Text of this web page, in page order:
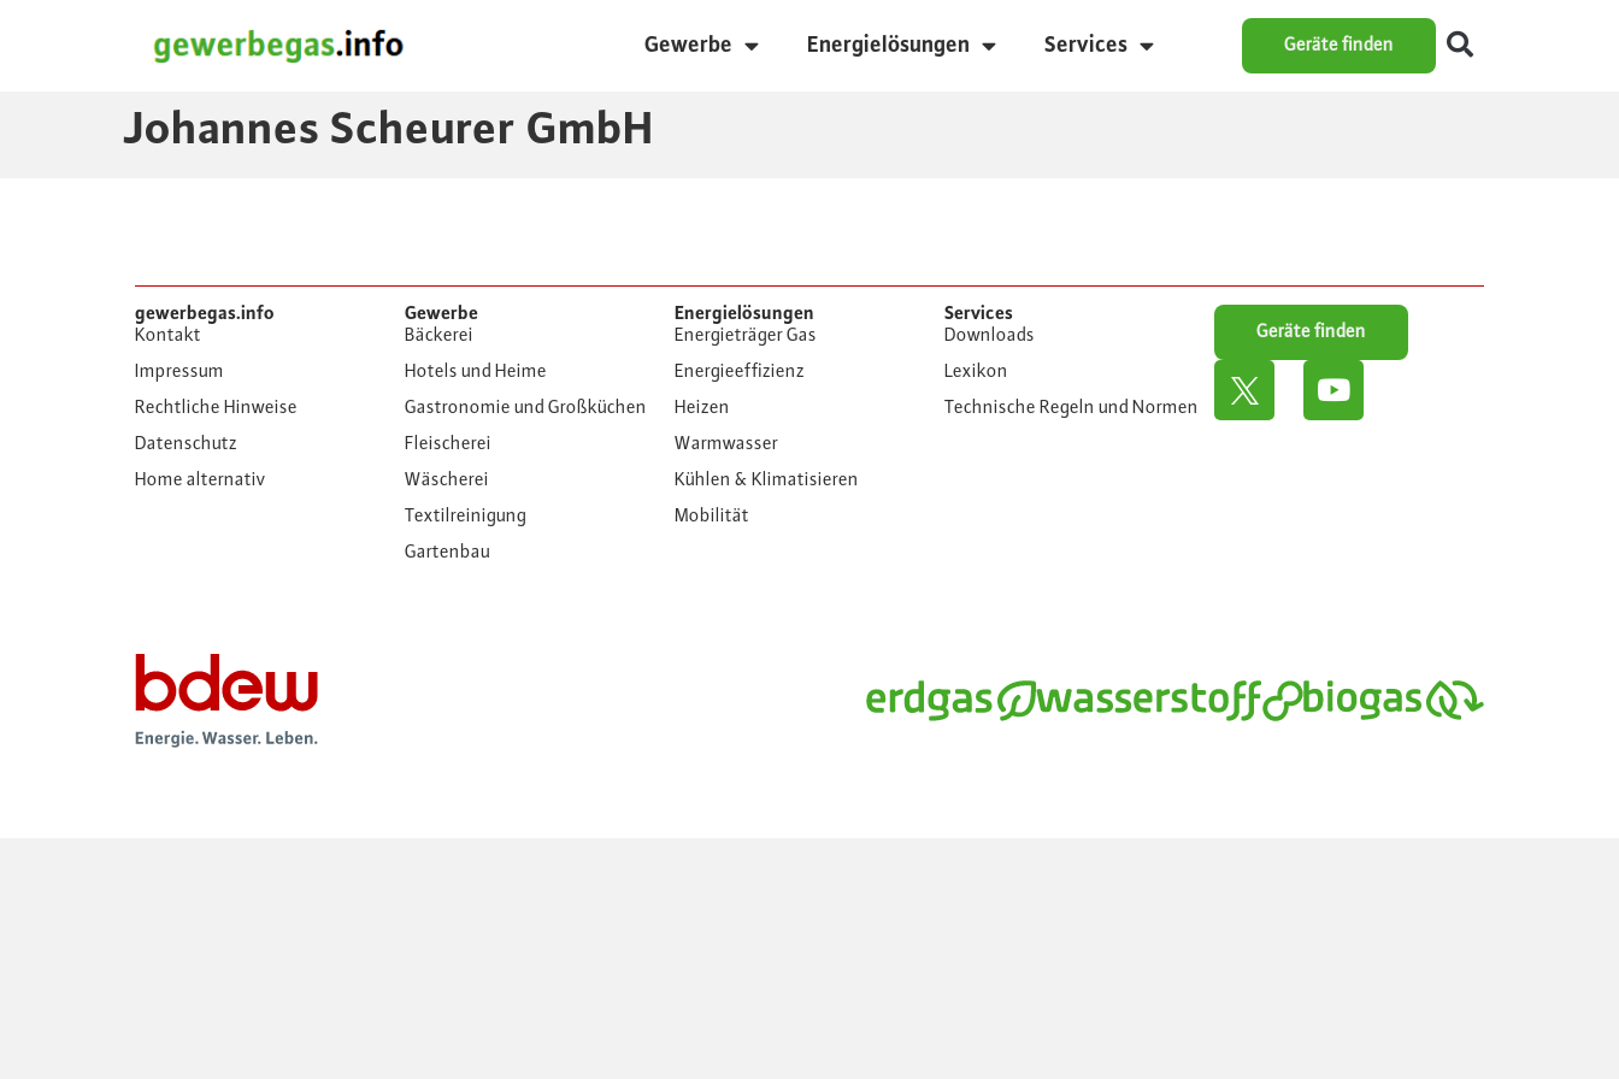
Gewerbe Energielösungen Services Geräte finden
Johannes Scheurer GmbH
gewerbegas.info
Kontakt
Impressum
Rechtliche Hinweise
Datenschutz
Home alternativ
Gewerbe
Bäckerei
Hotels und Heime
Gastronomie und Großküchen
Fleischerei
Wäscherei
Textilreinigung
Gartenbau
Energielösungen
Energieträger Gas
Energieeffizienz
Heizen
Warmwasser
Kühlen & Klimatisieren
Mobilität
Services
Downloads
Lexikon
Technische Regeln und Normen
Geräte finden